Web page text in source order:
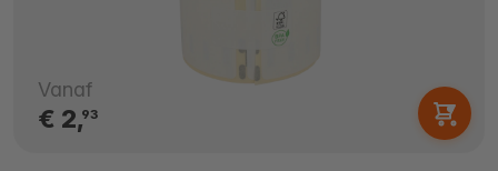
Vanaf
€ 2,93